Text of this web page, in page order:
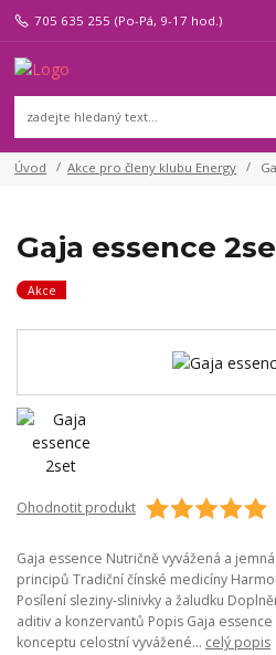
705 635 255 (Po-Pá, 9-17 hod.)
Úvod Akce pro členy klubu Energy
Gaja essence
Akce
Ohodnotit produkt
Gaja essence Nutričně vyvážená a
principů Tradiční čínské medicíny
Posílení sleziny-slinivky a žaludku
aditiv a konzervantů Popis Gaja
konceptu celostní vyvážené... celý popis